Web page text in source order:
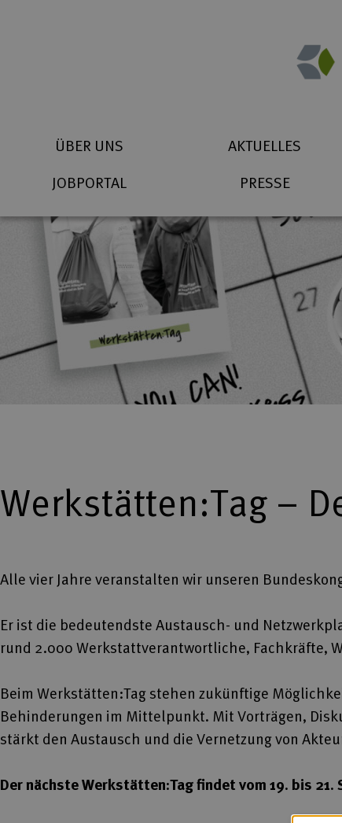
ÜBER UNS AKTUELLES
JOBPORTAL
PRESSE
Werkstätten:Tag –
Alle vier Jahre veranstalten wir unseren
Er ist die bedeutendste Austausch- und
rund 2.000 Werkstattverantwortliche, Fachkräfte,
Beim Werkstätten:Tag stehen zukünftige
Behinderungen im Mittelpunkt. Mit Vorträgen,
stärkt den Austausch und die Vernetzung von
Der nächste Werkstätten:Tag findet vom 19. bis